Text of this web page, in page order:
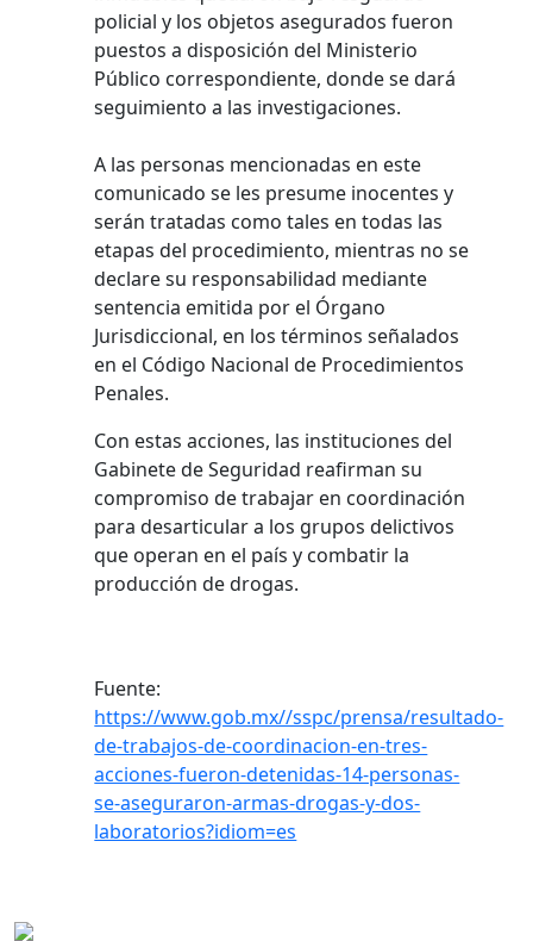
policial y los objetos asegurados fueron
puestos a disposición del Ministerio
Público correspondiente, donde se dará
seguimiento a las investigaciones.
A las personas mencionadas en este
comunicado se les presume inocentes y
serán tratadas como tales en todas las
etapas del procedimiento, mientras no se
declare su responsabilidad mediante
sentencia emitida por el Órgano
Jurisdiccional, en los términos señalados
en el Código Nacional de Procedimientos
Penales.
Con estas acciones, las instituciones del
Gabinete de Seguridad reafirman su
compromiso de trabajar en coordinación
para desarticular a los grupos delictivos
que operan en el país y combatir la
producción de drogas.
Fuente:
https://www.gob.mx//sspc/prensa/resultado-
de-trabajos-de-coordinacion-en-tres-
acciones-fueron-detenidas-14-personas-
se-aseguraron-armas-drogas-y-dos-
laboratorios?idiom=es